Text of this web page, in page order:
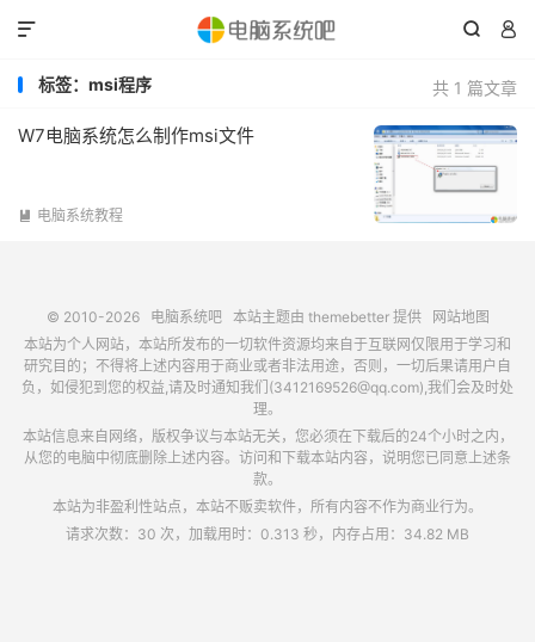
 

共 1 篇文章
标签：msi程序
W7电脑系统怎么制作msi文件
 电脑系统教程
© 2010-2026 电脑系统吧本站主题由 themebetter提供
网站地图
本站为个人网站，本站所发布的一切软件资源均来自于互联网仅限用于学习和
研究目的；不得将上述内容用于商业或者非法用途，否则，一切后果请用户自
负，如侵犯到您的权益,请及时通知我们(3412169526@qq.com),我们会及时处
理。
本站信息来自网络，版权争议与本站无关，您必须在下载后的24个小时之内，
从您的电脑中彻底删除上述内容。访问和下载本站内容，说明您已同意上述条
款。
本站为非盈利性站点，本站不贩卖软件，所有内容不作为商业行为。
请求次数：30 次，加载用时：0.313 秒，内存占用：34.82 MB